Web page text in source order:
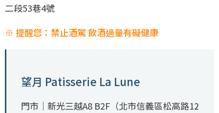
二段53巷4號
※ 提醒您：禁止酒駕 飲酒過量有礙健康
望月 Patisserie La Lune
門市｜新光三越A8 B2F（北市信義區松高路12